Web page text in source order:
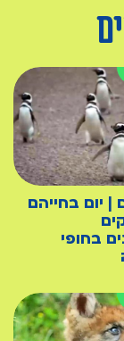
| יום בחייהם
בחופי